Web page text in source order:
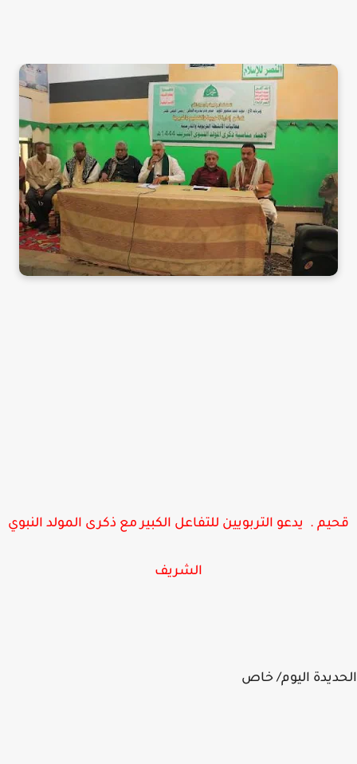
. يدعو التربويين للتفاعل الكبير مع ذكرى المولد النبوي
الشريف
اليوم/ خاص